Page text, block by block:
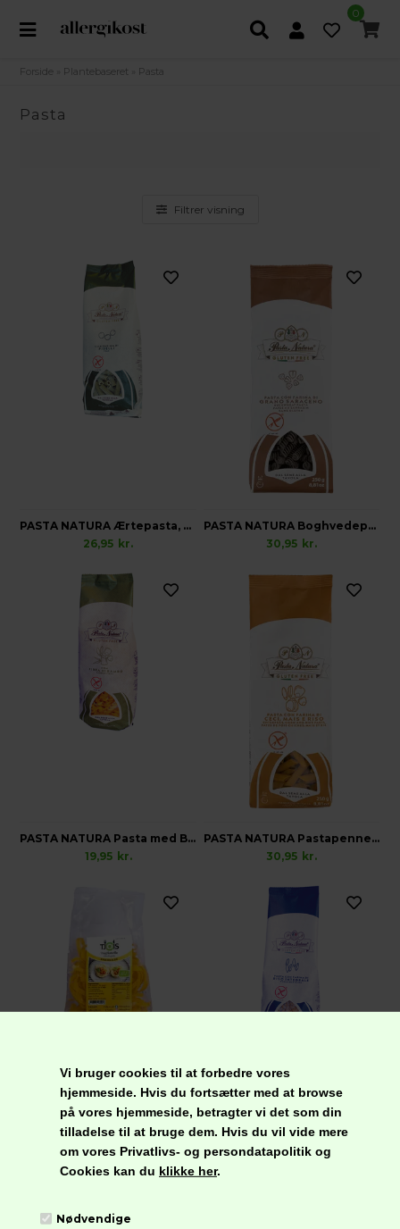
Vi bruger cookies til at forbedre vores
hjemmeside. Hvis du fortsætter med at browse
på vores hjemmeside, betragter vi det som din
tilladelse til at bruge dem. Hvis du vil vide mere
om vores Privatlivs- og persondatapolitik og
Cookies kan du klikke her.
Nødvendige
0
Forside Plantebaseret Pasta
Pasta
Filtrer visning
PASTA NATURA Ærtepasta, Glutenfri
26,95 kr.
PASTA NATURA Boghvedepasta, Glutenfri
30,95 kr.
PASTA NATURA Pasta med Bambusfibre, Glutenfri
19,95 kr.
PASTA NATURA Pastapenne, Glutenfri
30,95 kr.
TJOIS Tagliatelle Pasta, Økologisk Glutenfri
34,95 kr.
22,95 kr.